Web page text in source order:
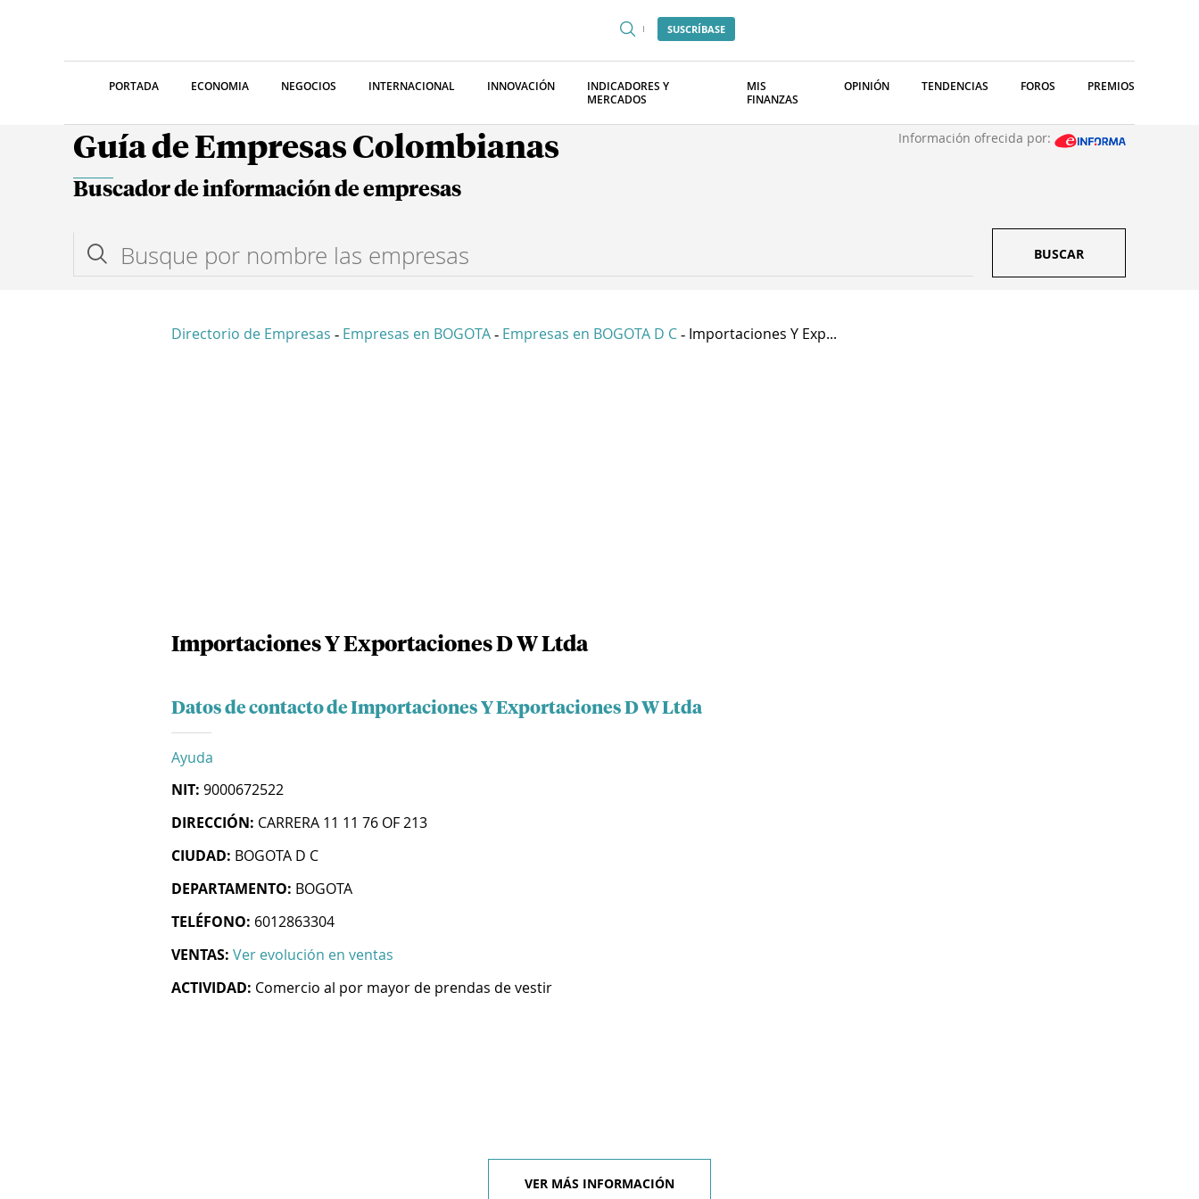
SUSCRÍBASE
PORTADA ECONOMIA NEGOCIOS INTERNACIONAL INNOVACIÓN
INDICADORES Y
MERCADOS
MIS
FINANZAS
OPINIÓN TENDENCIAS FOROS PREMIOS
Guía de Empresas Colombianas Información ofrecida por:
Buscador de información de empresas
BUSCAR
Directorio de Empresas - Empresas en BOGOTA - Empresas en BOGOTA D C - Importaciones Y Exp...
Importaciones Y Exportaciones D W Ltda
Datos de contacto de Importaciones Y Exportaciones D W Ltda
Ayuda
NIT: 9000672522
DIRECCIÓN: CARRERA 11 11 76 OF 213
CIUDAD: BOGOTA D C
DEPARTAMENTO: BOGOTA
TELÉFONO: 6012863304
VENTAS: Ver evolución en ventas
ACTIVIDAD: Comercio al por mayor de prendas de vestir
VER MÁS INFORMACIÓN